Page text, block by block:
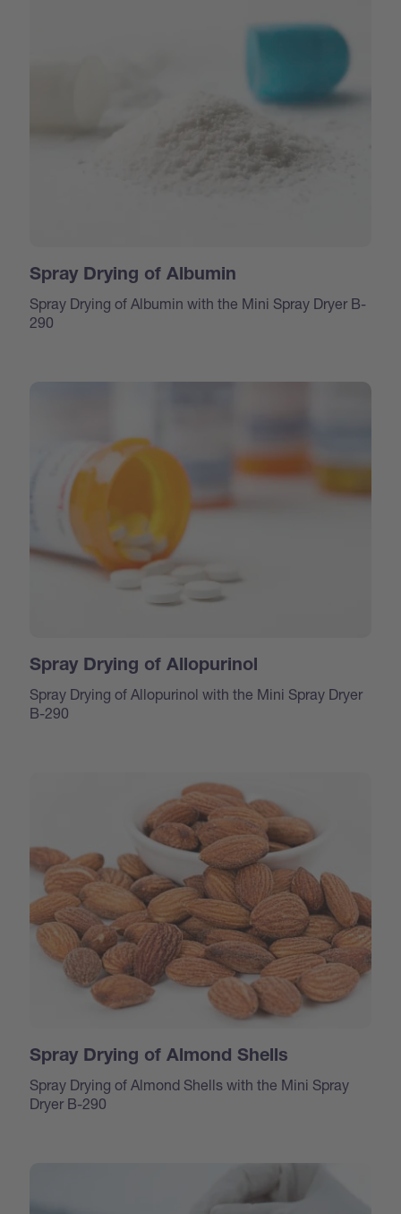
Spray Drying of Albumin
Spray Drying of Albumin with the Mini Spray Dryer B-
290
Spray Drying of Allopurinol
Spray Drying of Allopurinol with the Mini Spray Dryer
B-290
Spray Drying of Almond Shells
Spray Drying of Almond Shells with the Mini Spray
Dryer B-290